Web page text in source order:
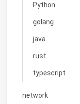
Python
golang
java
rust
typescript
network